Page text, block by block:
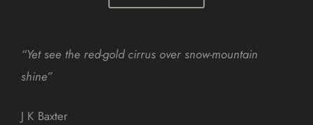
“Yet see the red-gold cirrus over snow-mountain
shine”
J K Baxter